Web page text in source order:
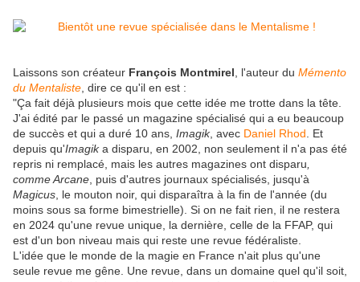
Laissons son créateur François Montmirel , l'auteur du Mémento
du Mentaliste , dire ce qu'il en est :
"Ça fait déjà plusieurs mois que cette idée me trotte dans la tête.
J'ai édité par le passé un magazine spécialisé qui a eu beaucoup
de succès et qui a duré 10 ans, Imagik, avec Daniel Rhod . Et
depuis qu'Imagika disparu, en 2002, non seulement il n'a pas été
repris ni remplacé, mais les autres magazines ont disparu
commeArcane , puis d'autres journaux spécialisés, jusqu'à
Magicus , le mouton noir, qui disparaîtra à la fin de l'année (du
moins sous sa forme bimestrielle). Si on ne fait rien, il ne restera
en 2024 qu'une revue unique, la dernière, celle de la FFAP, qui
est d'un bon niveau mais qui reste une revue fédéraliste.
L'idée que le monde de la magie en France n'ait plus qu'une
seule revue me gêne. Une revue, dans un domaine quel qu'il soit,